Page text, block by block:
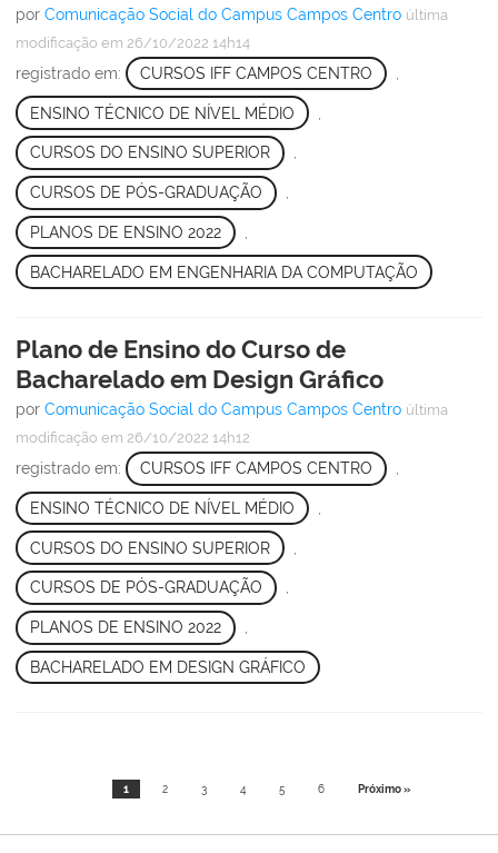
por Comunicação Social do Campus Campos Centro última
modificação em 26/10/2022 14h14
registrado em: CURSOS IFF CAMPOS CENTRO
ENSINO TÉCNICO DE NÍVEL MÉDIO
CURSOS DO ENSINO SUPERIOR ,
CURSOS DE PÓS-GRADUAÇÃO
PLANOS DE ENSINO 2022
BACHARELADO EM ENGENHARIA DA COMPUTAÇÃO
Plano de Ensino do Curso de
Bacharelado em Design Gráfico
por Comunicação Social do Campus Campos Centro última
modificação em 26/10/2022 14h12
registrado em: CURSOS IFF CAMPOS CENTRO ,
ENSINO TÉCNICO DE NÍVEL MÉDIO
CURSOS DO ENSINO SUPERIOR
CURSOS DE PÓS-GRADUAÇÃO ,
PLANOS DE ENSINO 2022
BACHARELADO EM DESIGN GRÁFICO
1 2 3 4 5 6 Próximo »